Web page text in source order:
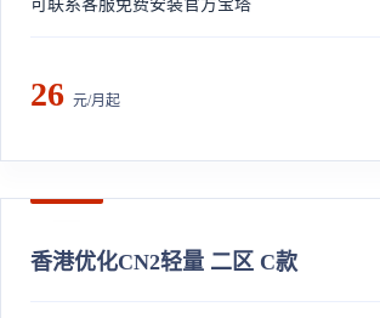
可联系客服免费安装官方宝塔
26 元/月起
香港优化CN2轻量 二区 C款